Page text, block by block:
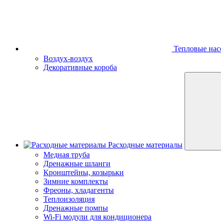
Тепловые
Воздух-воздух
Декоративные короба
Расходные материалы
Медная труба
Дренажные шланги
Кронштейны, козырьки
Зимние комплекты
Фреоны, хладагенты
Теплоизоляция
Дренажные помпы
Wi-Fi модули для кондиционера